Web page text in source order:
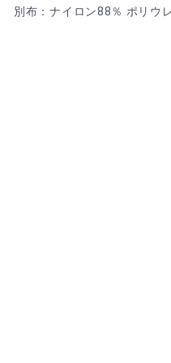
別布：ナイロン88％ ポリウ